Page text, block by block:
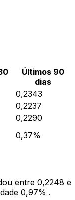
Últimos 90
dias
0,2343
0,2237
0,2290
0,37%
entre 0,2248 e
0,97% .